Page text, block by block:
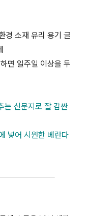
경 소재 유리 용기 글
면 일주일 이상을 두
는 신문지로 잘 감싼
넣어 시원한 베란다